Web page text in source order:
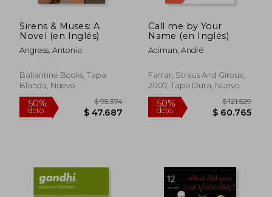
50% 50%
Sirens & Muses: A
Novel (en Inglés)
Angress, Antonia
Ballantine Books, Tapa
Blanda, Nuevo
Call me by Your
Name (en Inglés)
Aciman, André
Farrar, Straus And Giroux,
2007, Tapa Dura, Nuevo